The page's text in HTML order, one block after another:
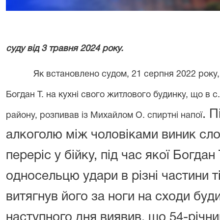
суду від 3 травня 2024 року.
Як встановлено судом, 21 серпня 2022
Богдан Т. на кухні свого житлового будинку, що в
району, розпивав із Михайлом О. спиртні напої.
алкоголю між чоловіками виник
переріс у бійку, під час якої
односельцю удари в різні частини
витягнув його за ноги на сходи
наступного дня виявив, що 54-